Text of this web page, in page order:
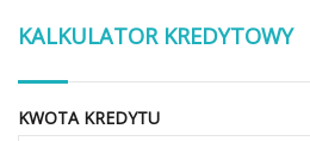
KALKULATOR KREDYTOWY
KWOTA KREDYTU